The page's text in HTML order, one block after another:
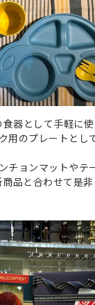
器として手軽に
用のプレートとし
チョンマットやテ
品と合わせて是非